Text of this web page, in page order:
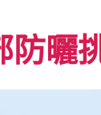
防曬